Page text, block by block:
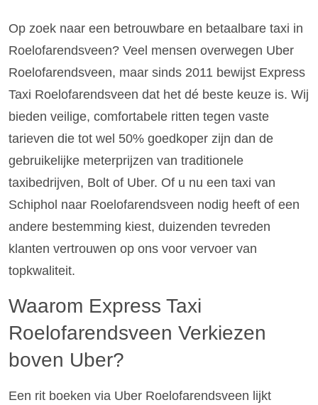
Op zoek naar een betrouwbare en betaalbare taxi in
Roelofarendsveen? Veel mensen overwegen Uber
Roelofarendsveen, maar sinds 2011 bewijst Express
Taxi Roelofarendsveen dat het dé beste keuze is. Wij
bieden veilige, comfortabele ritten tegen vaste
tarieven die tot wel 50% goedkoper zijn dan de
gebruikelijke meterprijzen van traditionele
taxibedrijven, Bolt of Uber. Of u nu een taxi van
Schiphol naar Roelofarendsveen nodig heeft of een
andere bestemming kiest, duizenden tevreden
klanten vertrouwen op ons voor vervoer van
topkwaliteit.
Waarom Express Taxi
Roelofarendsveen Verkiezen
boven Uber?
Een rit boeken via Uber Roelofarendsveen lijkt